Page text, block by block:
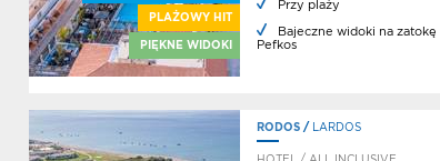
PLAŻOWY HIT
PIĘKNE WIDOKI
Przy plaży
Bajeczne widoki na zatokę
Pefkos
RODOS / LARDOS